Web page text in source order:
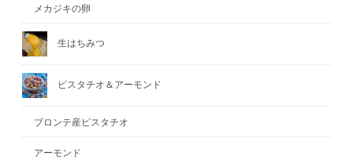
メカジキの卵
生はちみつ
ピスタチオ＆アーモンド
ブロンテ産ピスタチオ
アーモンド